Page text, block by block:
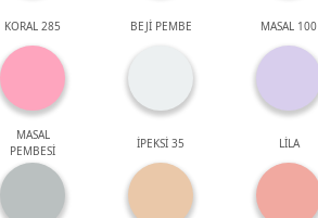
KORAL 285 BEJİ PEMBE MASAL 100
MASAL
PEMBESİ
İPEKSİ 35 LİLA